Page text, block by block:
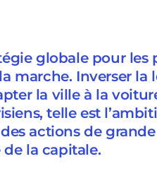
globale pour les
marche. Inverser la
la ville à la
telle est
actions de
la capitale.